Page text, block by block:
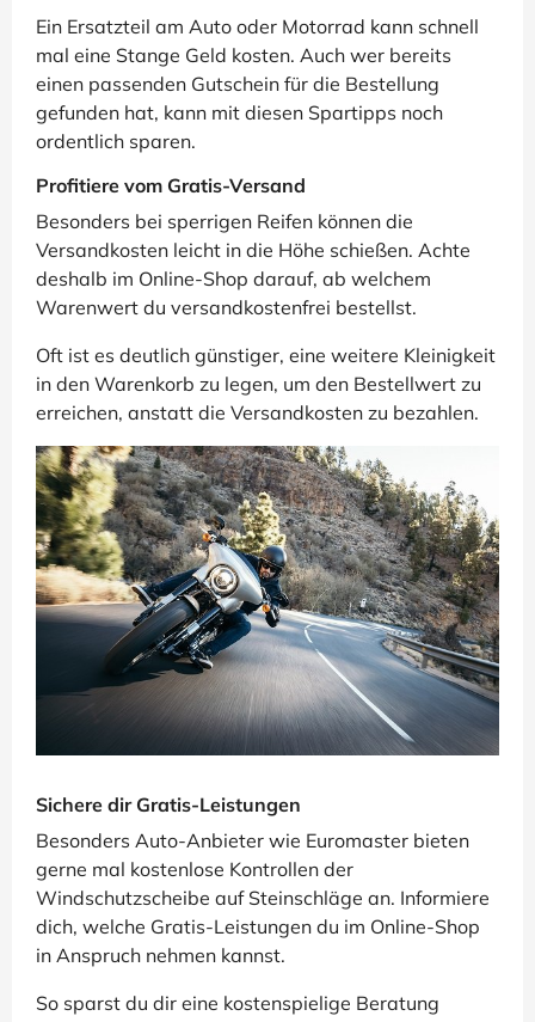
Ein Ersatzteil am Auto oder Motorrad kann schnell
mal eine Stange Geld kosten. Auch wer bereits
einen passenden Gutschein für die Bestellung
gefunden hat, kann mit diesen Spartipps noch
ordentlich sparen.
Profitiere vom Gratis-Versand
Besonders bei sperrigen Reifen können die
Versandkosten leicht in die Höhe schießen. Achte
deshalb im Online-Shop darauf, ab welchem
Warenwert du versandkostenfrei bestellst.
Oft ist es deutlich günstiger, eine weitere Kleinigkeit
in den Warenkorb zu legen, um den Bestellwert zu
erreichen, anstatt die Versandkosten zu bezahlen.
Sichere dir Gratis-Leistungen
Besonders Auto-Anbieter wie Euromaster bieten
gerne mal kostenlose Kontrollen der
Windschutzscheibe auf Steinschläge an. Informiere
dich, welche Gratis-Leistungen du im Online-Shop
in Anspruch nehmen kannst.
So sparst du dir eine kostenspielige Beratung